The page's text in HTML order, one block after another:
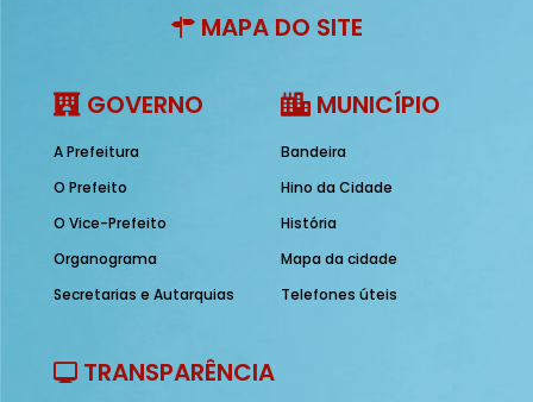
MAPA DO SITE
GOVERNO
A Prefeitura
O Prefeito
O Vice-Prefeito
Organograma
Secretarias e Autarquias
MUNICÍPIO
Bandeira
Hino da Cidade
História
Mapa da cidade
Telefones úteis
TRANSPARÊNCIA